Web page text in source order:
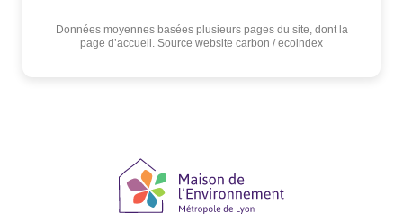
Données moyennes basées plusieurs pages du site, dont la
page d’accueil. Source website carbon / ecoindex